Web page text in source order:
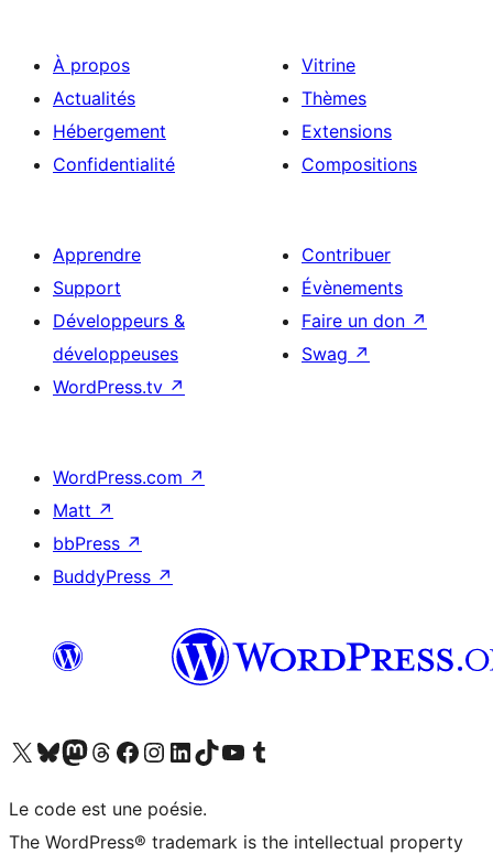
À propos
Actualités
Hébergement
Confidentialité
Vitrine
Thèmes
Extensions
Compositions
Apprendre
Support
Développeurs &
développeuses
WordPress.tv ↗
Contribuer
Évènements
Faire un don ↗
Swag ↗
WordPress.com ↗
Matt ↗
bbPress ↗
BuddyPress ↗
Visitez notre compte X (précédemment Twitter)
Visiter notre compte Bluesky
Visiter notre compte Mastodon
Visiter notre compte Threads
Consulter notre compte Facebook
Consulter notre compte Instagram
Consulter notre compte LinkedIn
Visiter notre compte TokTok
Visiter notre chaîne YouTube
Visiter notre compte Tumblr
Le code est une poésie.
The WordPress® trademark is the intellectual property